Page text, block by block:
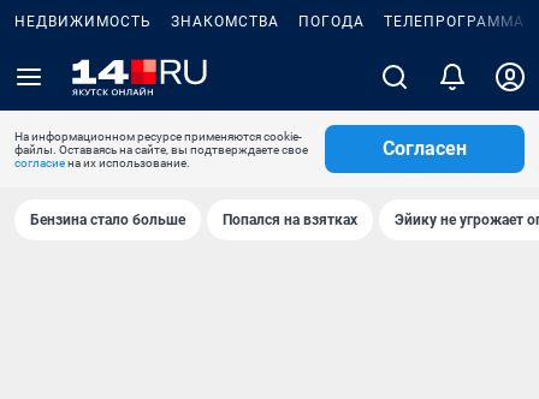
НЕДВИЖИМОСТЬ ЗНАКОМСТВА ПОГОДА ТЕЛЕПРОГРАММА
На информационном ресурсе применяются cookie-
файлы. Оставаясь на сайте, вы подтверждаете свое
согласиена их использование.
Согласен
Бензина стало больше Попался на взятках Эйику не угрожает